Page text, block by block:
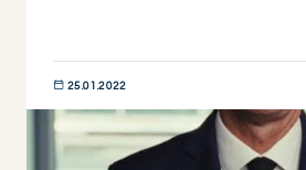
25.01.2022
JETZT ENTDECKEN